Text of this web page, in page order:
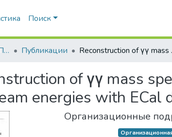
Поиск
Научные публикации / Препринты Публикации Reconstruction of
of γγ mass
energies with
Организационные